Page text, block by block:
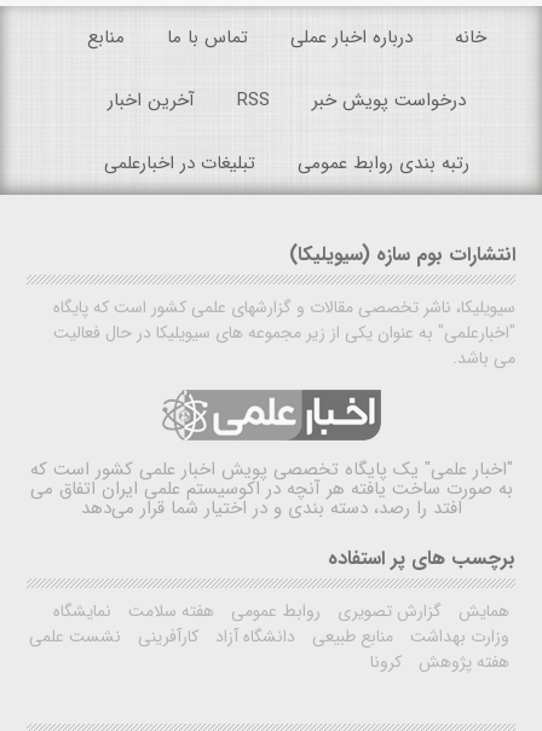
خانه درباره اخبار عملی تماس با ما منابع
درخواست پویش خبر RSS آخرین اخبار
رتبه بندی روابط عمومی تبلیغات در اخبارعلمی
انتشارات بوم سازه (سیویلیکا)
سیویلیکا، ناشر تخصصی مقالات و گزارشهای علمی کشور است که پایگاه
"اخبارعلمی" به عنوان یکی از زیر مجموعه های سیویلیکا در حال فعالیت
می باشد.
"اخبار علمی" یک پایگاه تخصصی پویش اخبار علمی کشور است که
به صورت ساخت یافته هر آنچه در اکوسیستم علمی ایران اتفاق می
افتد را رصد، دسته بندی و در اختیار شما قرار می‌دهد
برچسب های پر استفاده
همایش گزارش تصویری روابط عمومی هفته سلامت
نمایشگاه
وزارت بهداشت
منابع طبیعی دانشگاه آزاد کارآفرینی
نشست علمی
هفته پژوهش
کرونا